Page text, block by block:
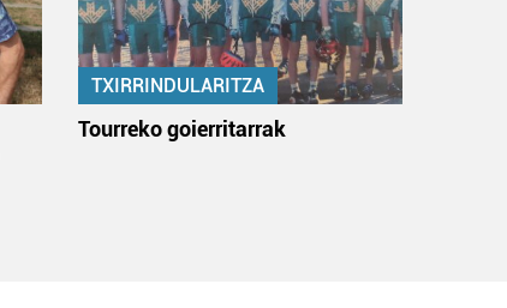
TXIRRINDULARITZA
Tourreko goierritarrak